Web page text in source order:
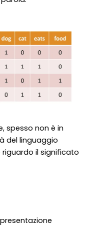
spesso non è in
del linguaggio
riguardo il significato